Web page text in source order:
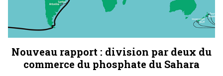
Nouveau rapport : division par deux du
commerce du phosphate du Sahara